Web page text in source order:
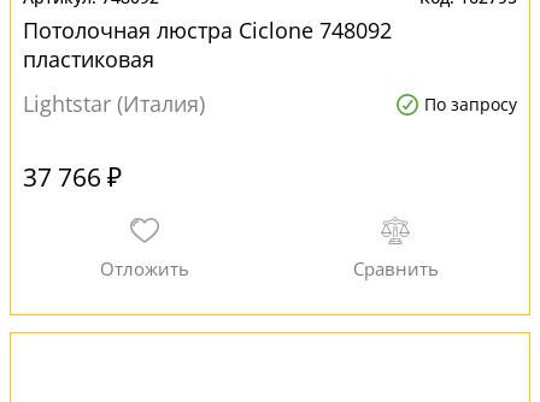
Потолочная люстра Ciclone 748092
пластиковая
Lightstar (Италия)
По запросу
37 766 ₽